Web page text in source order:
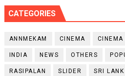
CATEGORIES
ANNMEKAM CINEMA CINEMA
INDIA NEWS OTHERS
RASIPALAN SLIDER SRI LANK